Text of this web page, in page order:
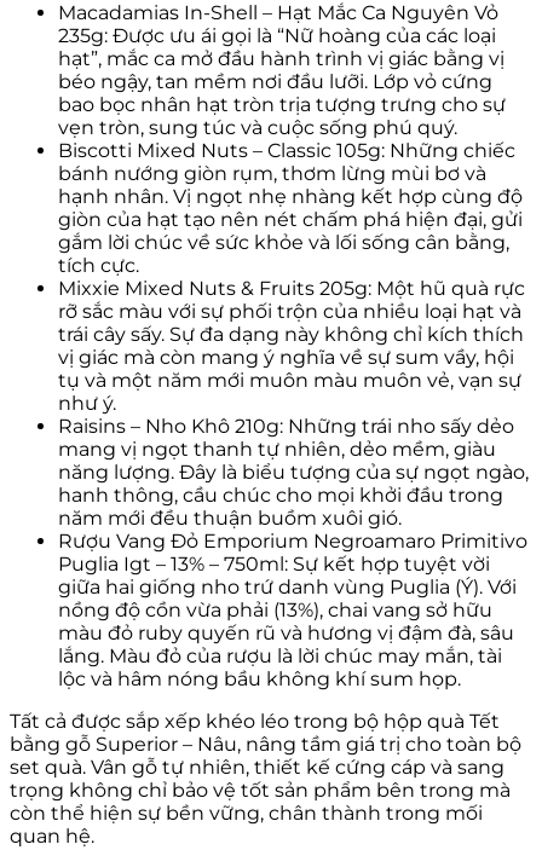
Macadamias In-Shell – Hạt Mắc Ca Nguyên Vỏ
235g: Được ưu ái gọi là “Nữ hoàng của các loại
hạt”, mắc ca mở đầu hành trình vị giác bằng vị
béo ngậy, tan mềm nơi đầu lưỡi. Lớp vỏ cứng
bao bọc nhân hạt tròn trịa tượng trưng cho sự
vẹn tròn, sung túc và cuộc sống phú quý.
Biscotti Mixed Nuts – Classic 105g: Những chiếc
bánh nướng giòn rụm, thơm lừng mùi bơ và
hạnh nhân. Vị ngọt nhẹ nhàng kết hợp cùng độ
giòn của hạt tạo nên nét chấm phá hiện đại, gửi
gắm lời chúc về sức khỏe và lối sống cân bằng,
tích cực.
Mixxie Mixed Nuts & Fruits 205g: Một hũ quà rực
rỡ sắc màu với sự phối trộn của nhiều loại hạt và
trái cây sấy. Sự đa dạng này không chỉ kích thích
vị giác mà còn mang ý nghĩa về sự sum vầy, hội
tụ và một năm mới muôn màu muôn vẻ, vạn sự
như ý.
Raisins – Nho Khô 210g: Những trái nho sấy dẻo
mang vị ngọt thanh tự nhiên, dẻo mềm, giàu
năng lượng. Đây là biểu tượng của sự ngọt ngào,
hanh thông, cầu chúc cho mọi khởi đầu trong
năm mới đều thuận buồm xuôi gió.
Rượu Vang Đỏ Emporium Negroamaro Primitivo
Puglia Igt – 13% – 750ml: Sự kết hợp tuyệt vời
giữa hai giống nho trứ danh vùng Puglia (Ý). Với
nồng độ cồn vừa phải (13%), chai vang sở hữu
màu đỏ ruby quyến rũ và hương vị đậm đà, sâu
lắng. Màu đỏ của rượu là lời chúc may mắn, tài
lộc và hâm nóng bầu không khí sum họp.
Tất cả được sắp xếp khéo léo trong bộ hộp quà Tết
bằng gỗ Superior – Nâu, nâng tầm giá trị cho toàn bộ
set quà. Vân gỗ tự nhiên, thiết kế cứng cáp và sang
trọng không chỉ bảo vệ tốt sản phẩm bên trong mà
còn thể hiện sự bền vững, chân thành trong mối
quan hệ.